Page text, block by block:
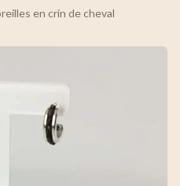
en crin de cheval